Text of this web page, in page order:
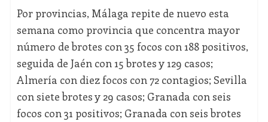
Por provincias, Málaga repite de nuevo esta
semana como provincia que concentra mayor
número de brotes con 35 focos con 188 positivos,
seguida de Jaén con 15 brotes y 129 casos;
Almería con diez focos con 72 contagios; Sevilla
con siete brotes y 29 casos; Granada con seis
focos con 31 positivos; Granada con seis brotes